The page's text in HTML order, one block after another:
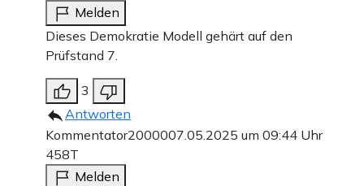
Melden
Dieses Demokratie Modell gehärt auf den
Prüfstand 7.
3
Antworten
Kommentator2000007.05.2025 um 09:44 Uhr
458T
Melden